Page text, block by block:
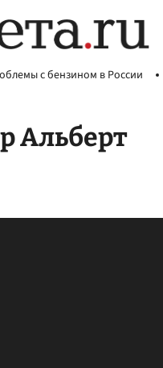
с бензином в России
Альберт